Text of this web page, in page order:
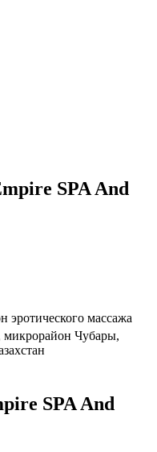
SPA And
массажа
Чубары,
SPA And